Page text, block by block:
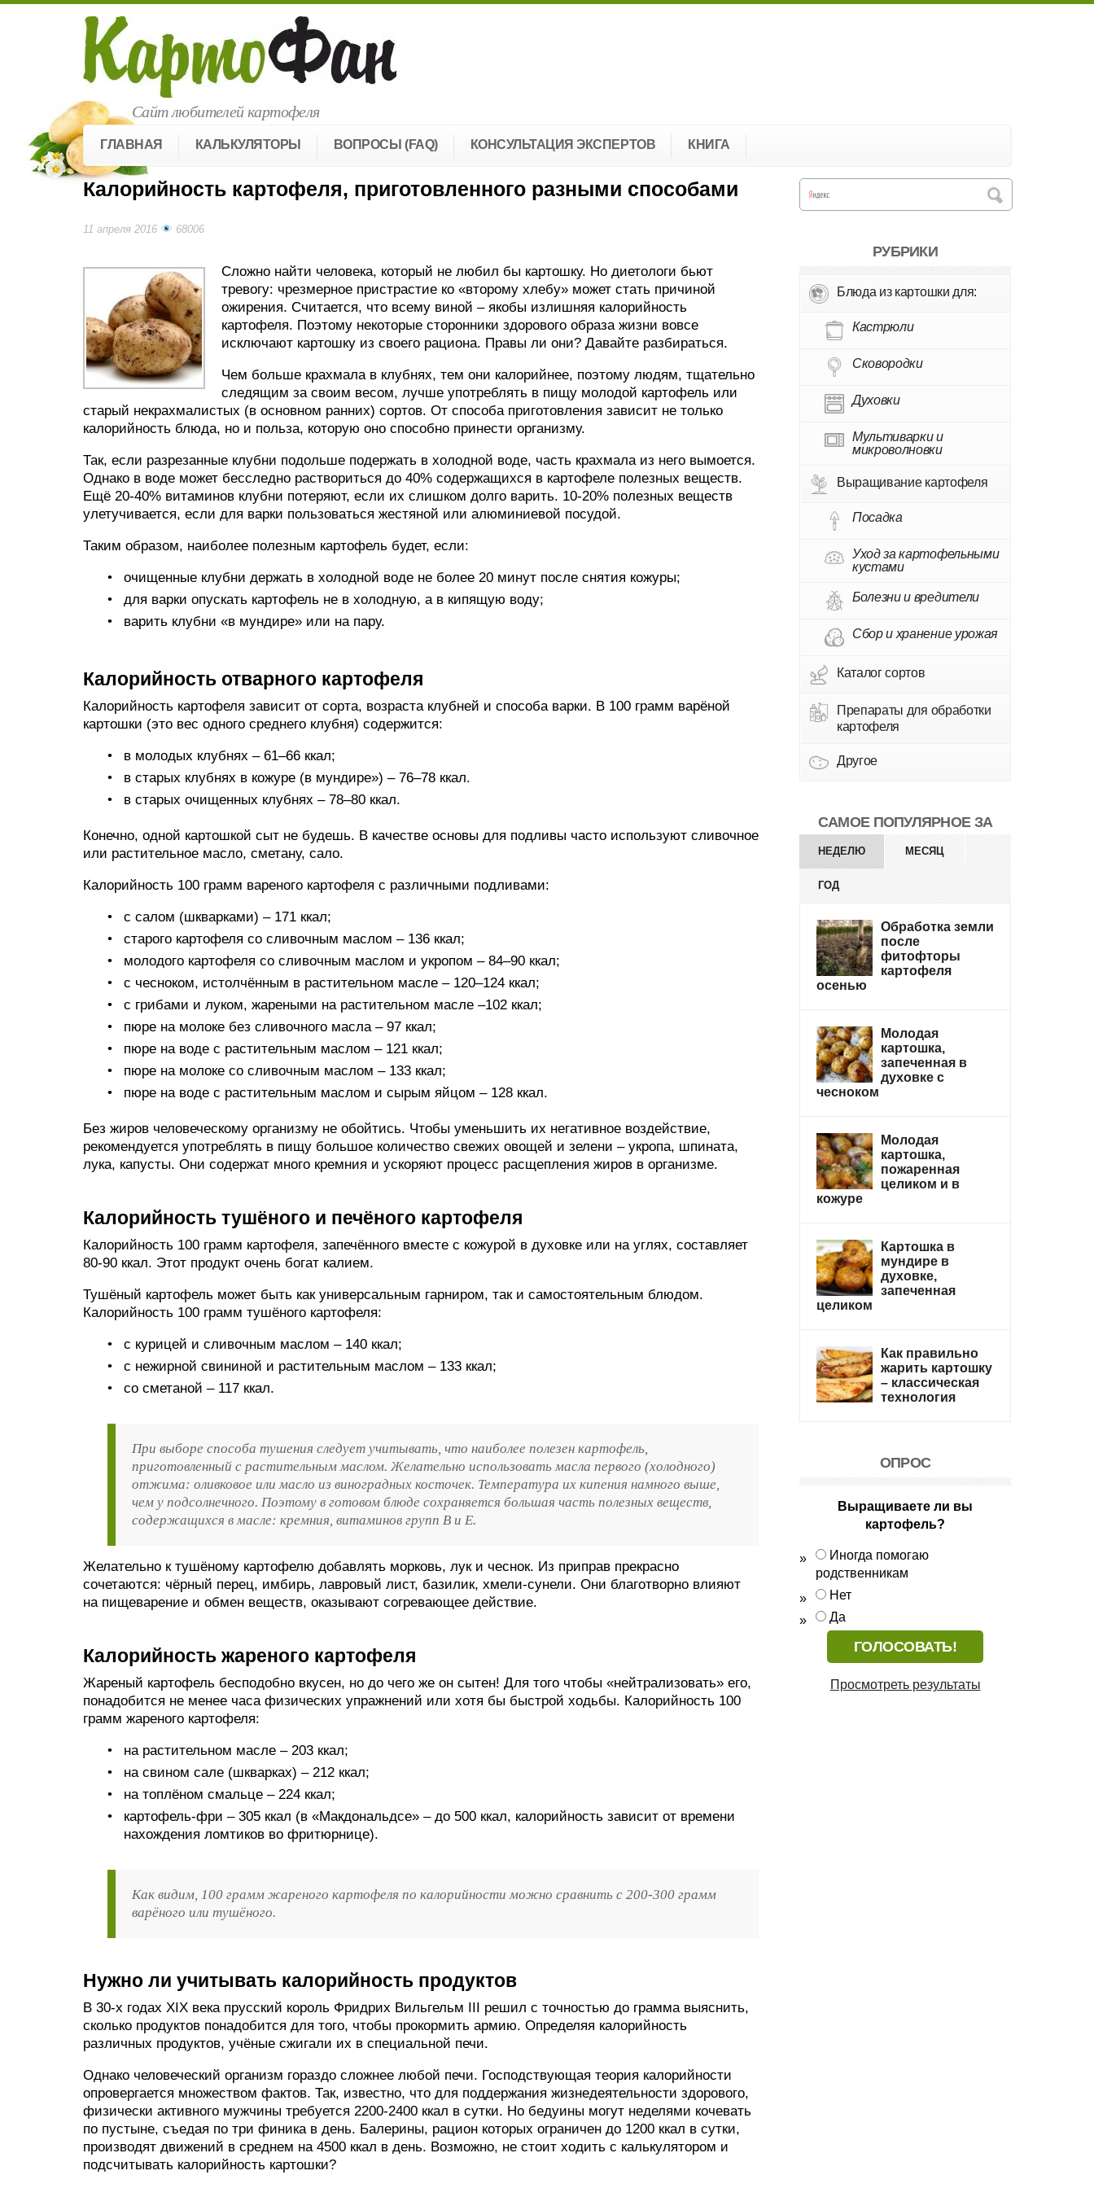
Сайт любителей картофеля
ГЛАВНАЯ КАЛЬКУЛЯТОРЫ ВОПРОСЫ (FAQ) КОНСУЛЬТАЦИЯ ЭКСПЕРТОВ КНИГА
Калорийность картофеля, приготовленного разными способами
11 апреля 2016 68006
Сложно найти человека, который не любил бы картошку. Но диетологи бьют
тревогу: чрезмерное пристрастие ко «второму хлебу» может стать причиной
ожирения. Считается, что всему виной – якобы излишняя калорийность
картофеля. Поэтому некоторые сторонники здорового образа жизни вовсе
исключают картошку из своего рациона. Правы ли они? Давайте разбираться.
Чем больше крахмала в клубнях, тем они калорийнее, поэтому людям, тщательно
следящим за своим весом, лучше употреблять в пищу молодой картофель или
старый некрахмалистых (в основном ранних) сортов. От способа приготовления зависит не только
калорийность блюда, но и польза, которую оно способно принести организму.
Так, если разрезанные клубни подольше подержать в холодной воде, часть крахмала из него вымоется.
Однако в воде может бесследно раствориться до 40% содержащихся в картофеле полезных веществ.
Ещё 20-40% витаминов клубни потеряют, если их слишком долго варить. 10-20% полезных веществ
улетучивается, если для варки пользоваться жестяной или алюминиевой посудой.
Таким образом, наиболее полезным картофель будет, если:
очищенные клубни держать в холодной воде не более 20 минут после снятия кожуры;
для варки опускать картофель не в холодную, а в кипящую воду;
варить клубни «в мундире» или на пару.
Калорийность отварного картофеля
Калорийность картофеля зависит от сорта, возраста клубней и способа варки. В 100 грамм варёной
картошки (это вес одного среднего клубня) содержится:
в молодых клубнях – 61–66 ккал;
в старых клубнях в кожуре (в мундире») – 76–78 ккал.
в старых очищенных клубнях – 78–80 ккал.
Конечно, одной картошкой сыт не будешь. В качестве основы для подливы часто используют сливочное
или растительное масло, сметану, сало.
Калорийность 100 грамм вареного картофеля с различными подливами:
с салом (шкварками) – 171 ккал;
старого картофеля со сливочным маслом – 136 ккал;
молодого картофеля со сливочным маслом и укропом – 84–90 ккал;
с чесноком, истолчённым в растительном масле – 120–124 ккал;
с грибами и луком, жареными на растительном масле –102 ккал;
пюре на молоке без сливочного масла – 97 ккал;
пюре на воде с растительным маслом – 121 ккал;
пюре на молоке со сливочным маслом – 133 ккал;
пюре на воде с растительным маслом и сырым яйцом – 128 ккал.
Без жиров человеческому организму не обойтись. Чтобы уменьшить их негативное воздействие,
рекомендуется употреблять в пищу большое количество свежих овощей и зелени – укропа, шпината,
лука, капусты. Они содержат много кремния и ускоряют процесс расщепления жиров в организме.
Калорийность тушёного и печёного картофеля
Калорийность 100 грамм картофеля, запечённого вместе с кожурой в духовке или на углях, составляет
80-90 ккал. Этот продукт очень богат калием.
Тушёный картофель может быть как универсальным гарниром, так и самостоятельным блюдом.
Калорийность 100 грамм тушёного картофеля:
с курицей и сливочным маслом – 140 ккал;
с нежирной свининой и растительным маслом – 133 ккал;
со сметаной – 117 ккал.
При выборе способа тушения следует учитывать, что наиболее полезен картофель,
приготовленный с растительным маслом. Желательно использовать масла первого (холодного)
отжима: оливковое или масло из виноградных косточек. Температура их кипения намного выше,
чем у подсолнечного. Поэтому в готовом блюде сохраняется большая часть полезных веществ,
содержащихся в масле: кремния, витаминов групп B и E.
Желательно к тушёному картофелю добавлять морковь, лук и чеснок. Из приправ прекрасно
сочетаются: чёрный перец, имбирь, лавровый лист, базилик, хмели-сунели. Они благотворно влияют
на пищеварение и обмен веществ, оказывают согревающее действие.
Калорийность жареного картофеля
Жареный картофель бесподобно вкусен, но до чего же он сытен! Для того чтобы «нейтрализовать» его,
понадобится не менее часа физических упражнений или хотя бы быстрой ходьбы. Калорийность 100
грамм жареного картофеля:
на растительном масле – 203 ккал;
на свином сале (шкварках) – 212 ккал;
на топлёном смальце – 224 ккал;
картофель-фри – 305 ккал (в «Макдональдсе» – до 500 ккал, калорийность зависит от времени
нахождения ломтиков во фритюрнице).
Как видим, 100 грамм жареного картофеля по калорийности можно сравнить с 200-300 грамм
варёного или тушёного.
Нужно ли учитывать калорийность продуктов
В 30-х годах XIX века прусский король Фридрих Вильгельм III решил с точностью до грамма выяснить,
сколько продуктов понадобится для того, чтобы прокормить армию. Определяя калорийность
различных продуктов, учёные сжигали их в специальной печи.
Однако человеческий организм гораздо сложнее любой печи. Господствующая теория калорийности
опровергается множеством фактов. Так, известно, что для поддержания жизнедеятельности здорового,
физически активного мужчины требуется 2200-2400 ккал в сутки. Но бедуины могут неделями кочевать
по пустыне, съедая по три финика в день. Балерины, рацион которых ограничен до 1200 ккал в сутки,
производят движений в среднем на 4500 ккал в день. Возможно, не стоит ходить с калькулятором и
подсчитывать калорийность картошки?
РУБРИКИ
Блюда из картошки для:
Кастрюли
Сковородки
Духовки
Мультиварки и
микроволновки
Выращивание картофеля
Посадка
Уход за картофельными
кустами
Болезни и вредители
Сбор и хранение урожая
Каталог сортов
Препараты для обработки
картофеля
Другое
САМОЕ ПОПУЛЯРНОЕ ЗА
НЕДЕЛЮ МЕСЯЦ
ГОД
Обработка земли
после
фитофторы
картофеля
осенью
Молодая
картошка,
запеченная в
духовке с
чесноком
Молодая
картошка,
пожаренная
целиком и в
кожуре
Картошка в
мундире в
духовке,
запеченная
целиком
Как правильно
жарить картошку
– классическая
технология
ОПРОС
Выращиваете ли вы
картофель?
Иногда помогаю
родственникам
Нет
Да
Просмотреть результаты